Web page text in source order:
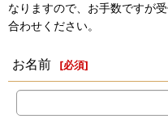
なりますので、お手数ですが
合わせください。
お名前 [必須]